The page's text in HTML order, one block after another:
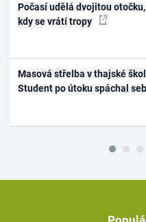
Počasí udělá dvojitou
kdy se vrátí tropy
Masová střelba v thajské
Student po útoku spáchal